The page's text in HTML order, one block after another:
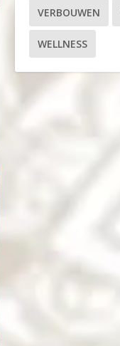
VERBOUWEN
WELLNESS